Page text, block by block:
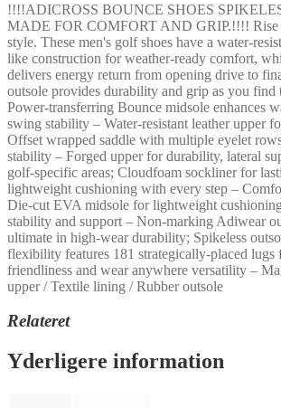
!!!!ADICROSS BOUNCE SHOES
MADE FOR COMFORT AND GRIP.!!!! Rise
style. These men's golf shoes have a water-
like construction for weather-ready comfort,
delivers energy return from opening drive to
outsole provides durability and grip as you find
Power-transferring Bounce midsole enhances
swing stability – Water-resistant leather upper
Offset wrapped saddle with multiple eyelet
stability – Forged upper for durability, lateral
golf-specific areas; Cloudfoam sockliner for
lightweight cushioning with every step –
Die-cut EVA midsole for lightweight
stability and support – Non-marking Adiwear
ultimate in high-wear durability; Spikeless
flexibility features 181 strategically-placed lugs
friendliness and wear anywhere versatility –
upper / Textile lining / Rubber outsole
Relateret
Yderligere information